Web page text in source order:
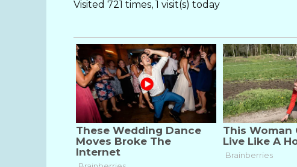
Visited 721 times, 1 visit(s) today